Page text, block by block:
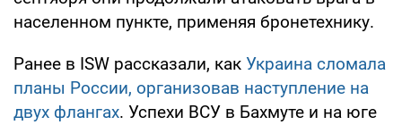
населенном пункте, применяя бронетехнику.
Ранее в ISW рассказали, как Украина сломала
планы России, организовав наступление на
двух флангах. Успехи ВСУ в Бахмуте и на юге